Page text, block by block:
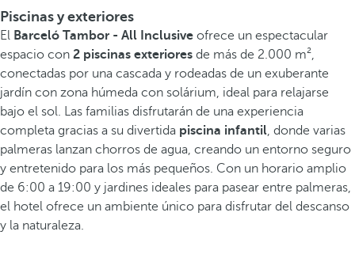
Piscinas y exteriores
El Barceló Tambor - All Inclusive ofrece un espectacular
espacio con 2 piscinas exteriores de más de 2.000 m²,
conectadas por una cascada y rodeadas de un exuberante
jardín con zona húmeda con solárium, ideal para relajarse
bajo el sol. Las familias disfrutarán de una experiencia
completa gracias a su divertida piscina infantil, donde varias
palmeras lanzan chorros de agua, creando un entorno seguro
y entretenido para los más pequeños. Con un horario amplio
de 6:00 a 19:00 y jardines ideales para pasear entre palmeras,
el hotel ofrece un ambiente único para disfrutar del descanso
y la naturaleza.